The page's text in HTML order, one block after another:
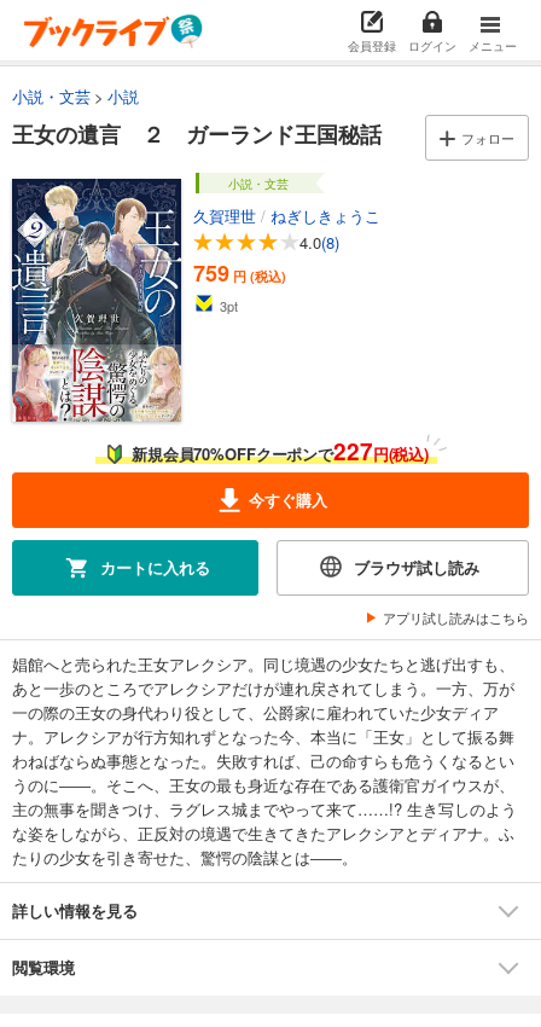
会員登録 ログイン メニュー
小説・文芸 小説
王女の遺言 ２ ガーランド王国秘話 フォロー
小説・文芸
久賀理世 / ねぎしきょうこ
4.0(8)
759 円 (税込)
3pt
新規会員70%OFFクーポンで227円(税込)
今すぐ購入
カートに入れる ブラウザ試し読み
アプリ試し読みはこちら
娼館へと売られた王女アレクシア。同じ境遇の少女たちと逃げ出すも、
あと一歩のところでアレクシアだけが連れ戻されてしまう。一方、万が
一の際の王女の身代わり役として、公爵家に雇われていた少女ディア
ナ。アレクシアが行方知れずとなった今、本当に「王女」として振る舞
わねばならぬ事態となった。失敗すれば、己の命すらも危うくなるとい
うのに――。そこへ、王女の最も身近な存在である護衛官ガイウスが、
主の無事を聞きつけ、ラグレス城までやって来て……!? 生き写しのよう
な姿をしながら、正反対の境遇で生きてきたアレクシアとディアナ。ふ
たりの少女を引き寄せた、驚愕の陰謀とは――。
詳しい情報を見る
閲覧環境